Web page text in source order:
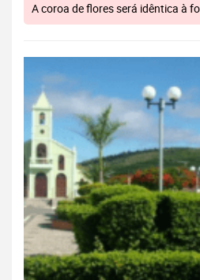
A coroa de flores será idêntica à